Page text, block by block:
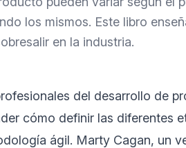
los mismos. Este libro
en la industria.
del desarrollo de
cómo definir las diferentes
ágil. Marty Cagan, un